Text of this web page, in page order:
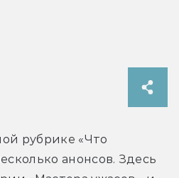
рубрике «Что
анонсов. Здесь